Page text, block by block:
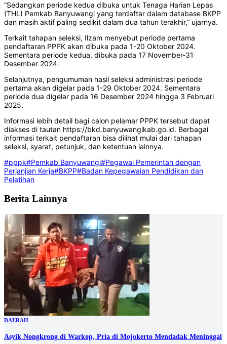
“Sedangkan periode kedua dibuka untuk Tenaga Harian Lepas
(THL) Pemkab Banyuwangi yang terdaftar dalam database BKPP
dan masih aktif paling sedikit dalam dua tahun terakhir,” ujarnya.
Terkait tahapan seleksi, Ilzam menyebut periode pertama
pendaftaran PPPK akan dibuka pada 1-20 Oktober 2024.
Sementara periode kedua, dibuka pada 17 November-31
Desember 2024.
Selanjutnya, pengumuman hasil seleksi administrasi periode
pertama akan digelar pada 1-29 Oktober 2024. Sementara
periode dua digelar pada 16 Desember 2024 hingga 3 Februari
2025.
Informasi lebih detail bagi calon pelamar PPPK tersebut dapat
diakses di tautan https://bkd.banyuwangikab.go.id. Berbagai
informasi terkait pendaftaran bisa dilihat mulai dari tahapan
seleksi, syarat, petunjuk, dan ketentuan lainnya.
#pppk#Pemkab Banyuwangi#Pegawai Pemerintah dengan
Perjanjian Kerja#BKPP#Badan Kepegawaian Pendidikan dan
Pelatihan
Berita Lainnya
DAERAH
Asyik Nongkrong di Warkop, Pria di Mojokerto Mendadak Meninggal